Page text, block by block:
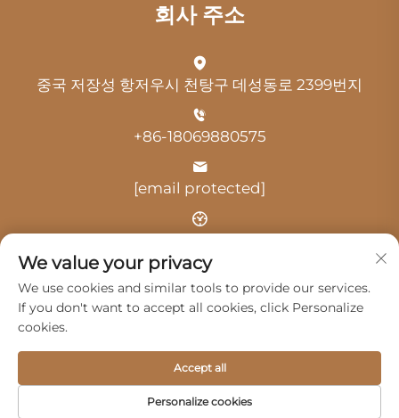
회사 주소
중국 저장성 항저우시 천탕구 데성동로 2399번지
+86-18069880575
[email protected]
시간: 오전 9:00 - 오후 18:00
저작권 © 2025 항저우 광지 자동차 서비스 유한회사 -
보 처리방침
서비스 회사 소개
We value your privacy
We use cookies and similar tools to provide our services.
If you don't want to accept all cookies, click Personalize
cookies.
Personalize cookies
Accept all